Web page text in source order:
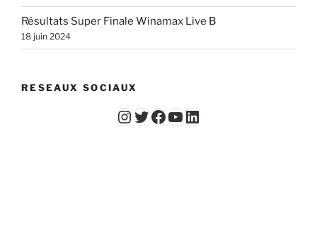
Résultats Super Finale Winamax Live B
18 juin 2024
RESEAUX SOCIAUX
Instagram
Twitter
Facebook
YouTube - Vidéos du Chicago Poker ClubLinkedIn